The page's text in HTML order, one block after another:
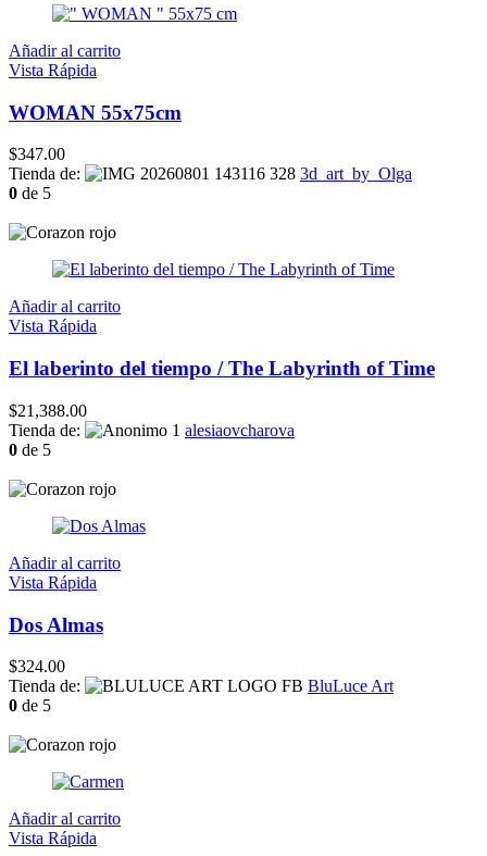
Añadir al carrito
Vista Rápida
WOMAN 55x75cm
$347.00
Tienda de:
3d_art_by_Olga
0 de 5
Añadir al carrito
Vista Rápida
El laberinto del tiempo / The Labyrinth of Time
$21,388.00
Tienda de:
alesiaovcharova
0 de 5
Añadir al carrito
Vista Rápida
Dos Almas
$324.00
Tienda de:
BluLuce Art
0 de 5
Añadir al carrito
Vista Rápida